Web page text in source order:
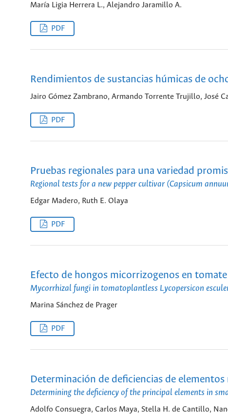
María Ligia Herrera L., Alejandro Jaramillo A.
PDF
Rendimientos de sustancias húmicas de
Jairo Gómez Zambrano, Armando Torrente Trujillo, José
PDF
Pruebas regionales para una variedad
Regional tests for a new pepper cultivar (Capsicum
Edgar Madero, Ruth E. Olaya
PDF
Efecto de hongos micorrizogenos en
Mycorrhizal fungi in tomatoplantless Lycopersicon
Marina Sánchez de Prager
PDF
Determinación de deficiencias de
Determining the deficiency of the principal elements in
Adolfo Consuegra, Carlos Maya, Stella H. de Cantillo,